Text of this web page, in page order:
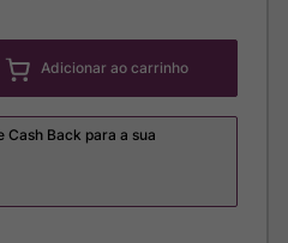
Adicionar ao carrinho
Cash Back para a sua